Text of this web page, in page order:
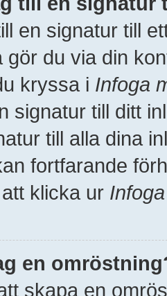
en signatur till
gör du via din
kryssa i Infoga
signatur till ditt
till alla dina
fortfarande
klicka ur
en
skapa en